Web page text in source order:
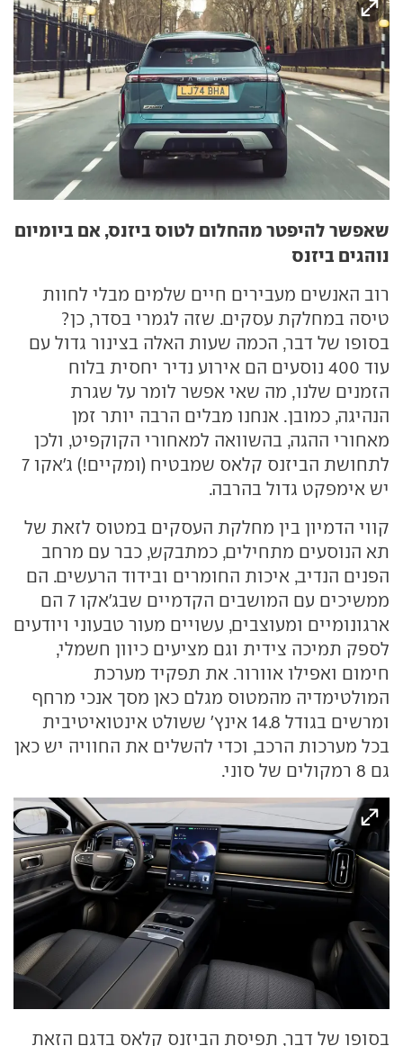
שאפשר להיפטר מהחלום לטוס ביזנס, אם ביומיום
נוהגים ביזנס
רוב האנשים מעבירים חיים שלמים מבלי לחוות
טיסה במחלקת עסקים. שזה לגמרי בסדר, כן?
בסופו של דבר, הכמה שעות האלה בצינור גדול עם
עוד 400 נוסעים הם אירוע נדיר יחסית בלוח
הזמנים שלנו, מה שאי אפשר לומר על שגרת
הנהיגה, כמובן. אנחנו מבלים הרבה יותר זמן
מאחורי ההגה, בהשוואה למאחורי הקוקפיט, ולכן
לתחושת הביזנס קלאס שמבטיח (ומקיים!) ג'אקו 7
יש אימפקט גדול בהרבה.
קווי הדמיון בין מחלקת העסקים במטוס לזאת של
תא הנוסעים מתחילים, כמתבקש, כבר עם מרחב
הפנים הנדיב, איכות החומרים ובידוד הרעשים. הם
ממשיכים עם המושבים הקדמיים שבג'אקו 7 הם
ארגונומיים ומעוצבים, עשויים מעור טבעוני ויודעים
לספק תמיכה צידית וגם מציעים כיוון חשמלי,
חימום ואפילו אוורור. את תפקיד מערכת
המולטימדיה מהמטוס מגלם כאן מסך אנכי מרחף
ומרשים בגודל 14.8 אינץ' ששולט אינטואיטיבית
בכל מערכות הרכב, וכדי להשלים את החוויה יש כאן
גם 8 רמקולים של סוני.
בסופו של דבר, תפיסת הביזנס קלאס בדגם הזאת